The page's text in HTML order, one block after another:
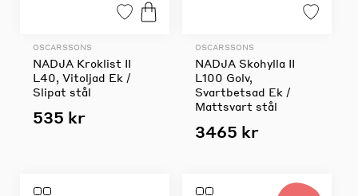
OSCARSSONS
NADJA Kroklist II
L40, Vitoljad Ek /
Slipat stål
535 kr
OSCARSSONS
NADJA Skohylla II
L100 Golv,
Svartbetsad Ek /
Mattsvart stål
3465 kr